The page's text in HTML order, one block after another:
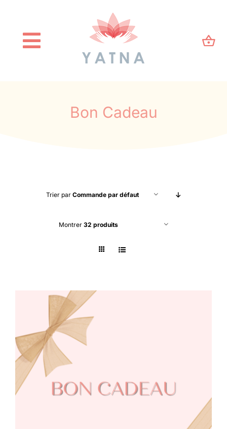
contenu
Toggle
Bon Cadeau
Trier par Commande par défaut
Montrer 32 produits